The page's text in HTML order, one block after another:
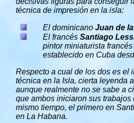
técnica de impresión en la isla:
El dominicano Juan de
El francés Santiago
pintor miniaturista
establecido en Cuba
Respecto a cual de los dos es el
técnica en la Isla, cierta leyenda
aunque realmente no se sabe a
que ambos iniciaron sus
mismo tiempo, el primero en
en La Habana.